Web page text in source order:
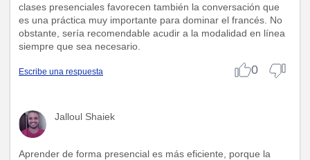
clases presenciales favorecen también la conversación que
es una práctica muy importante para dominar el francés. No
obstante, sería recomendable acudir a la modalidad en línea
siempre que sea necesario.
Escribe una respuesta 0
Jalloul Shaiek
Aprender de forma presencial es más eficiente, porque la